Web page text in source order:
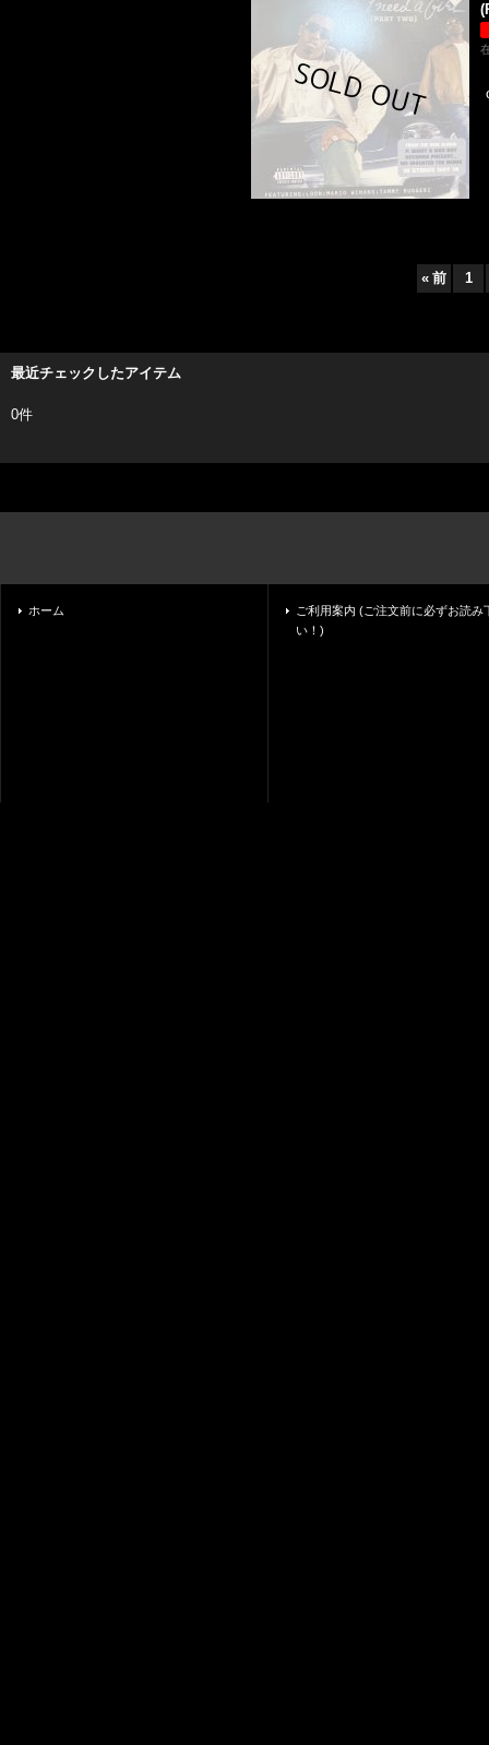
« 前 1
最近チェックしたアイテム
0件
ホーム
ご利用案内 (ご注文前に必ずお読み
い！)